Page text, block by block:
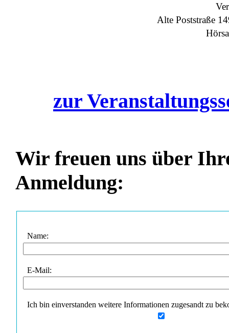
Alte Poststraße
zur
Wir freuen uns über
Anmeldung:
Name:
E-Mail:
Ich bin einverstanden weitere Informationen zugesandt zu